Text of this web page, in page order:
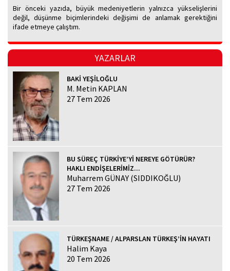
Bir önceki yazıda, büyük medeniyetlerin yalnızca yükselişlerini
değil, düşünme biçimlerindeki değişimi de anlamak gerektiğini
ifade etmeye çalıştım.
YAZARLAR
BAKİ YEŞİLOĞLU
M. Metin KAPLAN
27 Tem 2026
BU SÜREÇ TÜRKİYE’Yİ NEREYE GÖTÜRÜR?
HAKLI ENDİŞELERİMİZ...
Muharrem GÜNAY (SIDDIKOĞLU)
27 Tem 2026
TÜRKEŞNAME / ALPARSLAN TÜRKEŞ’İN HAYATI
Halim Kaya
20 Tem 2026